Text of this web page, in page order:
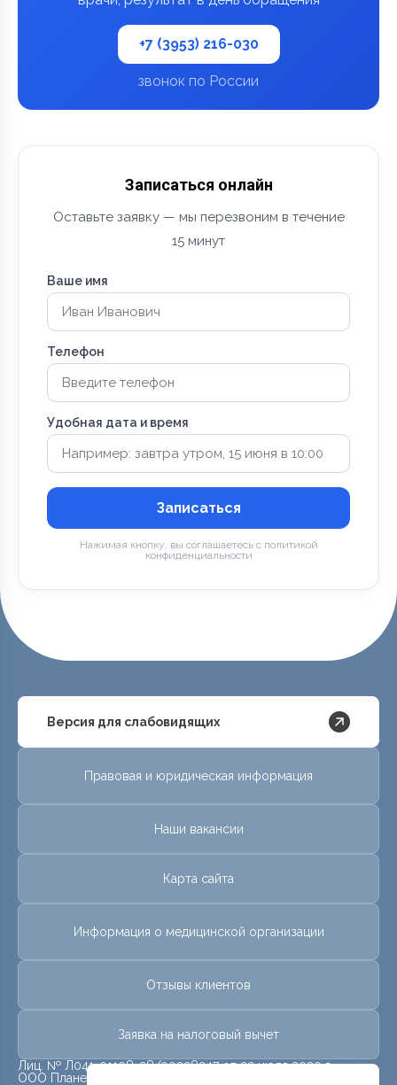
+7 (3953) 216-030
звонок по России
Записаться онлайн
Оставьте заявку — мы перезвоним в течение
15 минут
Ваше имя
Телефон
Удобная дата и время
Записаться
Нажимая кнопку, вы соглашаетесь с политикой
конфиденциальности
Версия для слабовидящих
Правовая и юридическая информация
Наши вакансии
Карта сайта
Информация о медицинской организации
Отзывы клиентов
Заявка на налоговый вычет
Лиц. № Л041-01108-38/00328247 от 22 июля 2020 г.
ООО Планета